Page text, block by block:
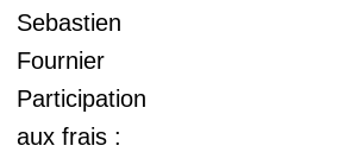
Sebastien
Fournier
Participation
aux frais :